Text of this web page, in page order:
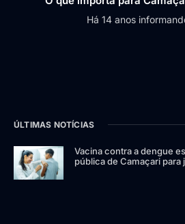
Há 14 anos
ÚLTIMAS NOTÍCIAS
Vacina contra a dengue
pública de Camaçari para